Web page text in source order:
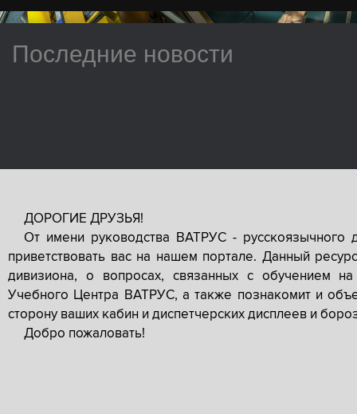
Последние новости
ДОРОГИЕ ДРУЗЬЯ!
От имени руководства ВАТРУС -
приветствовать вас на нашем портале. Данный
дивизиона, о вопросах, связанных с обучением
Учебного Центра ВАТРУС, а также познакомит и
сторону ваших кабин и диспетчерских дисплеев и
Добро пожаловать!